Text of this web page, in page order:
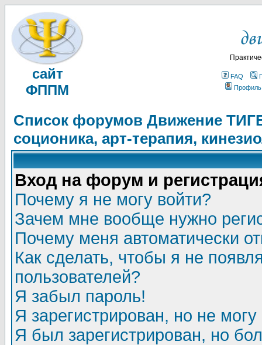
сайт
ФППМ
FAQ
Профиль
Список форумов Движение
соционика, арт-терапия,
Вход на форум и
Почему я не могу войти?
Зачем мне вообще нужно
Почему меня автоматически
Как сделать, чтобы я не
пользователей?
Я забыл пароль!
Я зарегистрирован, но не могу
Я был зарегистрирован, но